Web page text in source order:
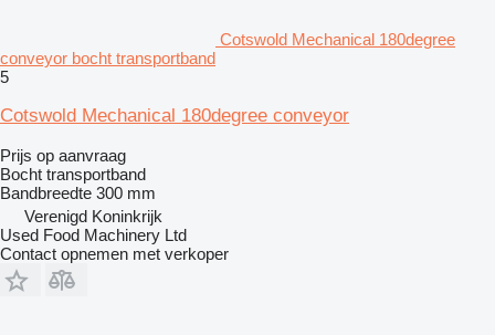
Cotswold Mechanical 180degree
conveyor bocht transportband
5
Cotswold Mechanical 180degree conveyor
Prijs op aanvraag
Bocht transportband
Bandbreedte 300 mm
Verenigd Koninkrijk
Used Food Machinery Ltd
Contact opnemen met verkoper